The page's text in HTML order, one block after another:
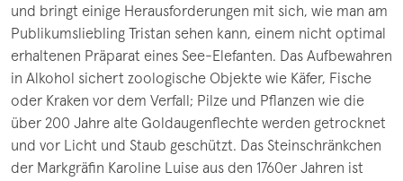
und bringt einige Herausforderungen mit sich, wie man am
Publikumsliebling Tristan sehen kann, einem nicht optimal
erhaltenen Präparat eines See-Elefanten. Das Aufbewahren
in Alkohol sichert zoologische Objekte wie Käfer, Fische
oder Kraken vor dem Verfall; Pilze und Pflanzen wie die
über 200 Jahre alte Goldaugenflechte werden getrocknet
und vor Licht und Staub geschützt. Das Steinschränkchen
der Markgräfin Karoline Luise aus den 1760er Jahren ist